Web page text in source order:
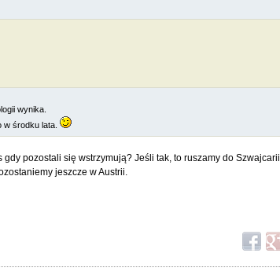
wynika.
w środku lata.
pozostali się wstrzymują? Jeśli tak, to ruszamy do Szwajcarii.
jeszcze w Austrii.